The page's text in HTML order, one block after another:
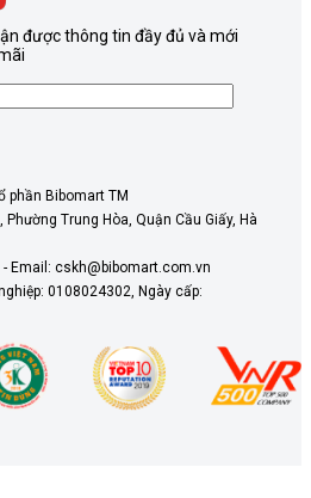
được thông tin đầy đủ và mới
phần Bibomart TM
Trung Hòa, Quận Cầu Giấy, Hà
Email: cskh@bibomart.com.vn
0108024302, Ngày cấp: